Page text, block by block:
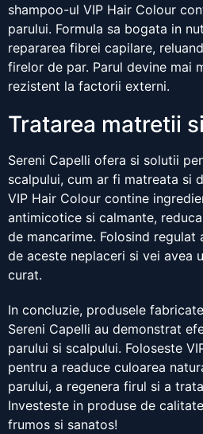
shampoo-ul VIP Hair Colour
parului. Formula sa bogata in
repararea fibrei capilare,
firelor de par. Parul devine mai
rezistent la factorii externi.
Tratarea matretii
Sereni Capelli ofera si solutii
scalpului, cum ar fi matreata si
VIP Hair Colour contine
antimicotice si calmante,
de mancarime. Folosind regulat
de aceste neplaceri si vei avea
curat.
In concluzie, produsele
Sereni Capelli au demonstrat
parului si scalpului. Foloseste
pentru a readuce culoarea
parului, a regenera firul si a
Investeste in produse de
frumos si sanatos!